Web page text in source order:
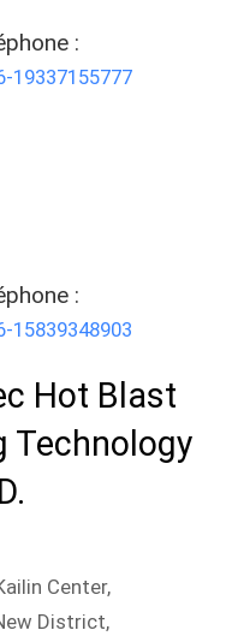
:
19337155777
:
15839348903
Hot Blast
Technology
Center,
District,